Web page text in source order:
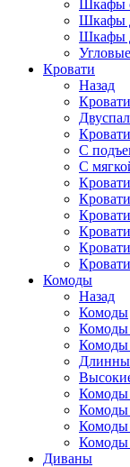
Шкафы
Шкафы
Шкафы
Кровати
Назад
Кровати
С
С
Комоды
Назад
Комоды
Комоды
Комоды
Комоды
Комоды
Комоды
Комоды
Диваны